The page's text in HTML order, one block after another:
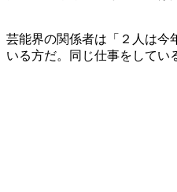
芸能界の関係者は「２人は今
いる方だ。同じ仕事をしてい